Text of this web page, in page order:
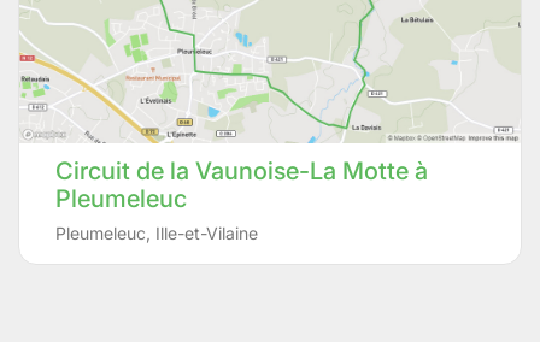
Circuit de la Vaunoise-La Motte à
Pleumeleuc
Pleumeleuc Ille-et-Vilaine